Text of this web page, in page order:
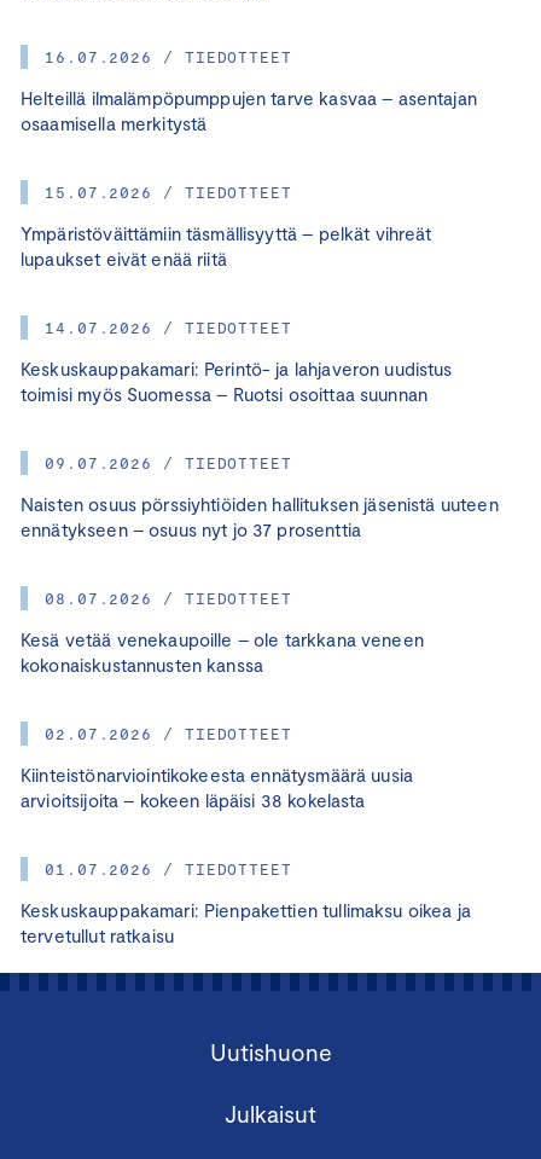
16.07.2026 / TIEDOTTEET
Helteillä ilmalämpöpumppujen tarve kasvaa – asentajan
osaamisella merkitystä
15.07.2026 / TIEDOTTEET
Ympäristöväittämiin täsmällisyyttä – pelkät vihreät
lupaukset eivät enää riitä
14.07.2026 / TIEDOTTEET
Keskuskauppakamari: Perintö- ja lahjaveron uudistus
toimisi myös Suomessa – Ruotsi osoittaa suunnan
09.07.2026 / TIEDOTTEET
Naisten osuus pörssiyhtiöiden hallituksen jäsenistä uuteen
ennätykseen – osuus nyt jo 37 prosenttia
08.07.2026 / TIEDOTTEET
Kesä vetää venekaupoille – ole tarkkana veneen
kokonaiskustannusten kanssa
02.07.2026 / TIEDOTTEET
Kiinteistönarviointikokeesta ennätysmäärä uusia
arvioitsijoita – kokeen läpäisi 38 kokelasta
01.07.2026 / TIEDOTTEET
Keskuskauppakamari: Pienpakettien tullimaksu oikea ja
tervetullut ratkaisu
Uutishuone
Julkaisut